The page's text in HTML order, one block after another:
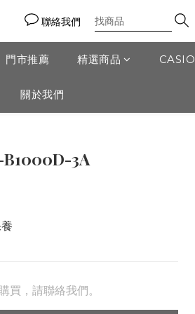
聯絡我們
門市推薦 精選商品 CASIO
關於我們
3A
買，請聯絡我們。